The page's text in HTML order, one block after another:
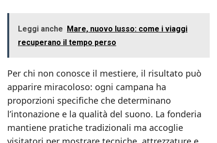
Leggi anche Mare, nuovo lusso: come i viaggi
recuperano il tempo perso
Per chi non conosce il mestiere, il risultato può
apparire miracoloso: ogni campana ha
proporzioni specifiche che determinano
l’intonazione e la qualità del suono. La fonderia
mantiene pratiche tradizionali ma accoglie